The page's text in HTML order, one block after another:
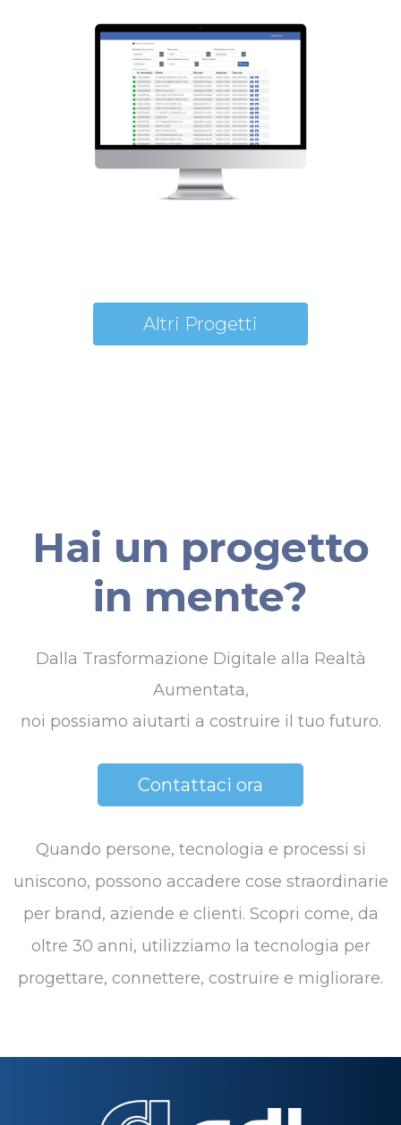
Altri Progetti
Hai un progetto
in mente?
Dalla Trasformazione Digitale alla Realtà
Aumentata,
noi possiamo aiutarti a costruire il tuo futuro.
Contattaci ora
Quando persone, tecnologia e processi si
uniscono, possono accadere cose straordinarie
per brand, aziende e clienti. Scopri come, da
oltre 30 anni, utilizziamo la tecnologia per
progettare, connettere, costruire e migliorare.